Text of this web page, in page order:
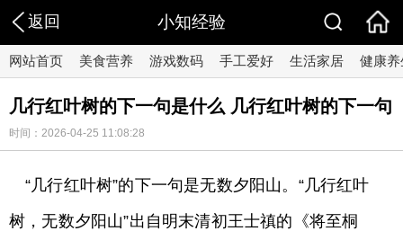
返回 小知经验
网站首页 美食营养 游戏数码 手工爱好 生活家居 健康养
几行红叶树的下一句是什么 几行红叶树的下一句
时间：2026-04-25 11:08:28
“几行红叶树”的下一句是无数夕阳山。“几行红叶
树，无数夕阳山”出自明末清初王士禛的《将至桐